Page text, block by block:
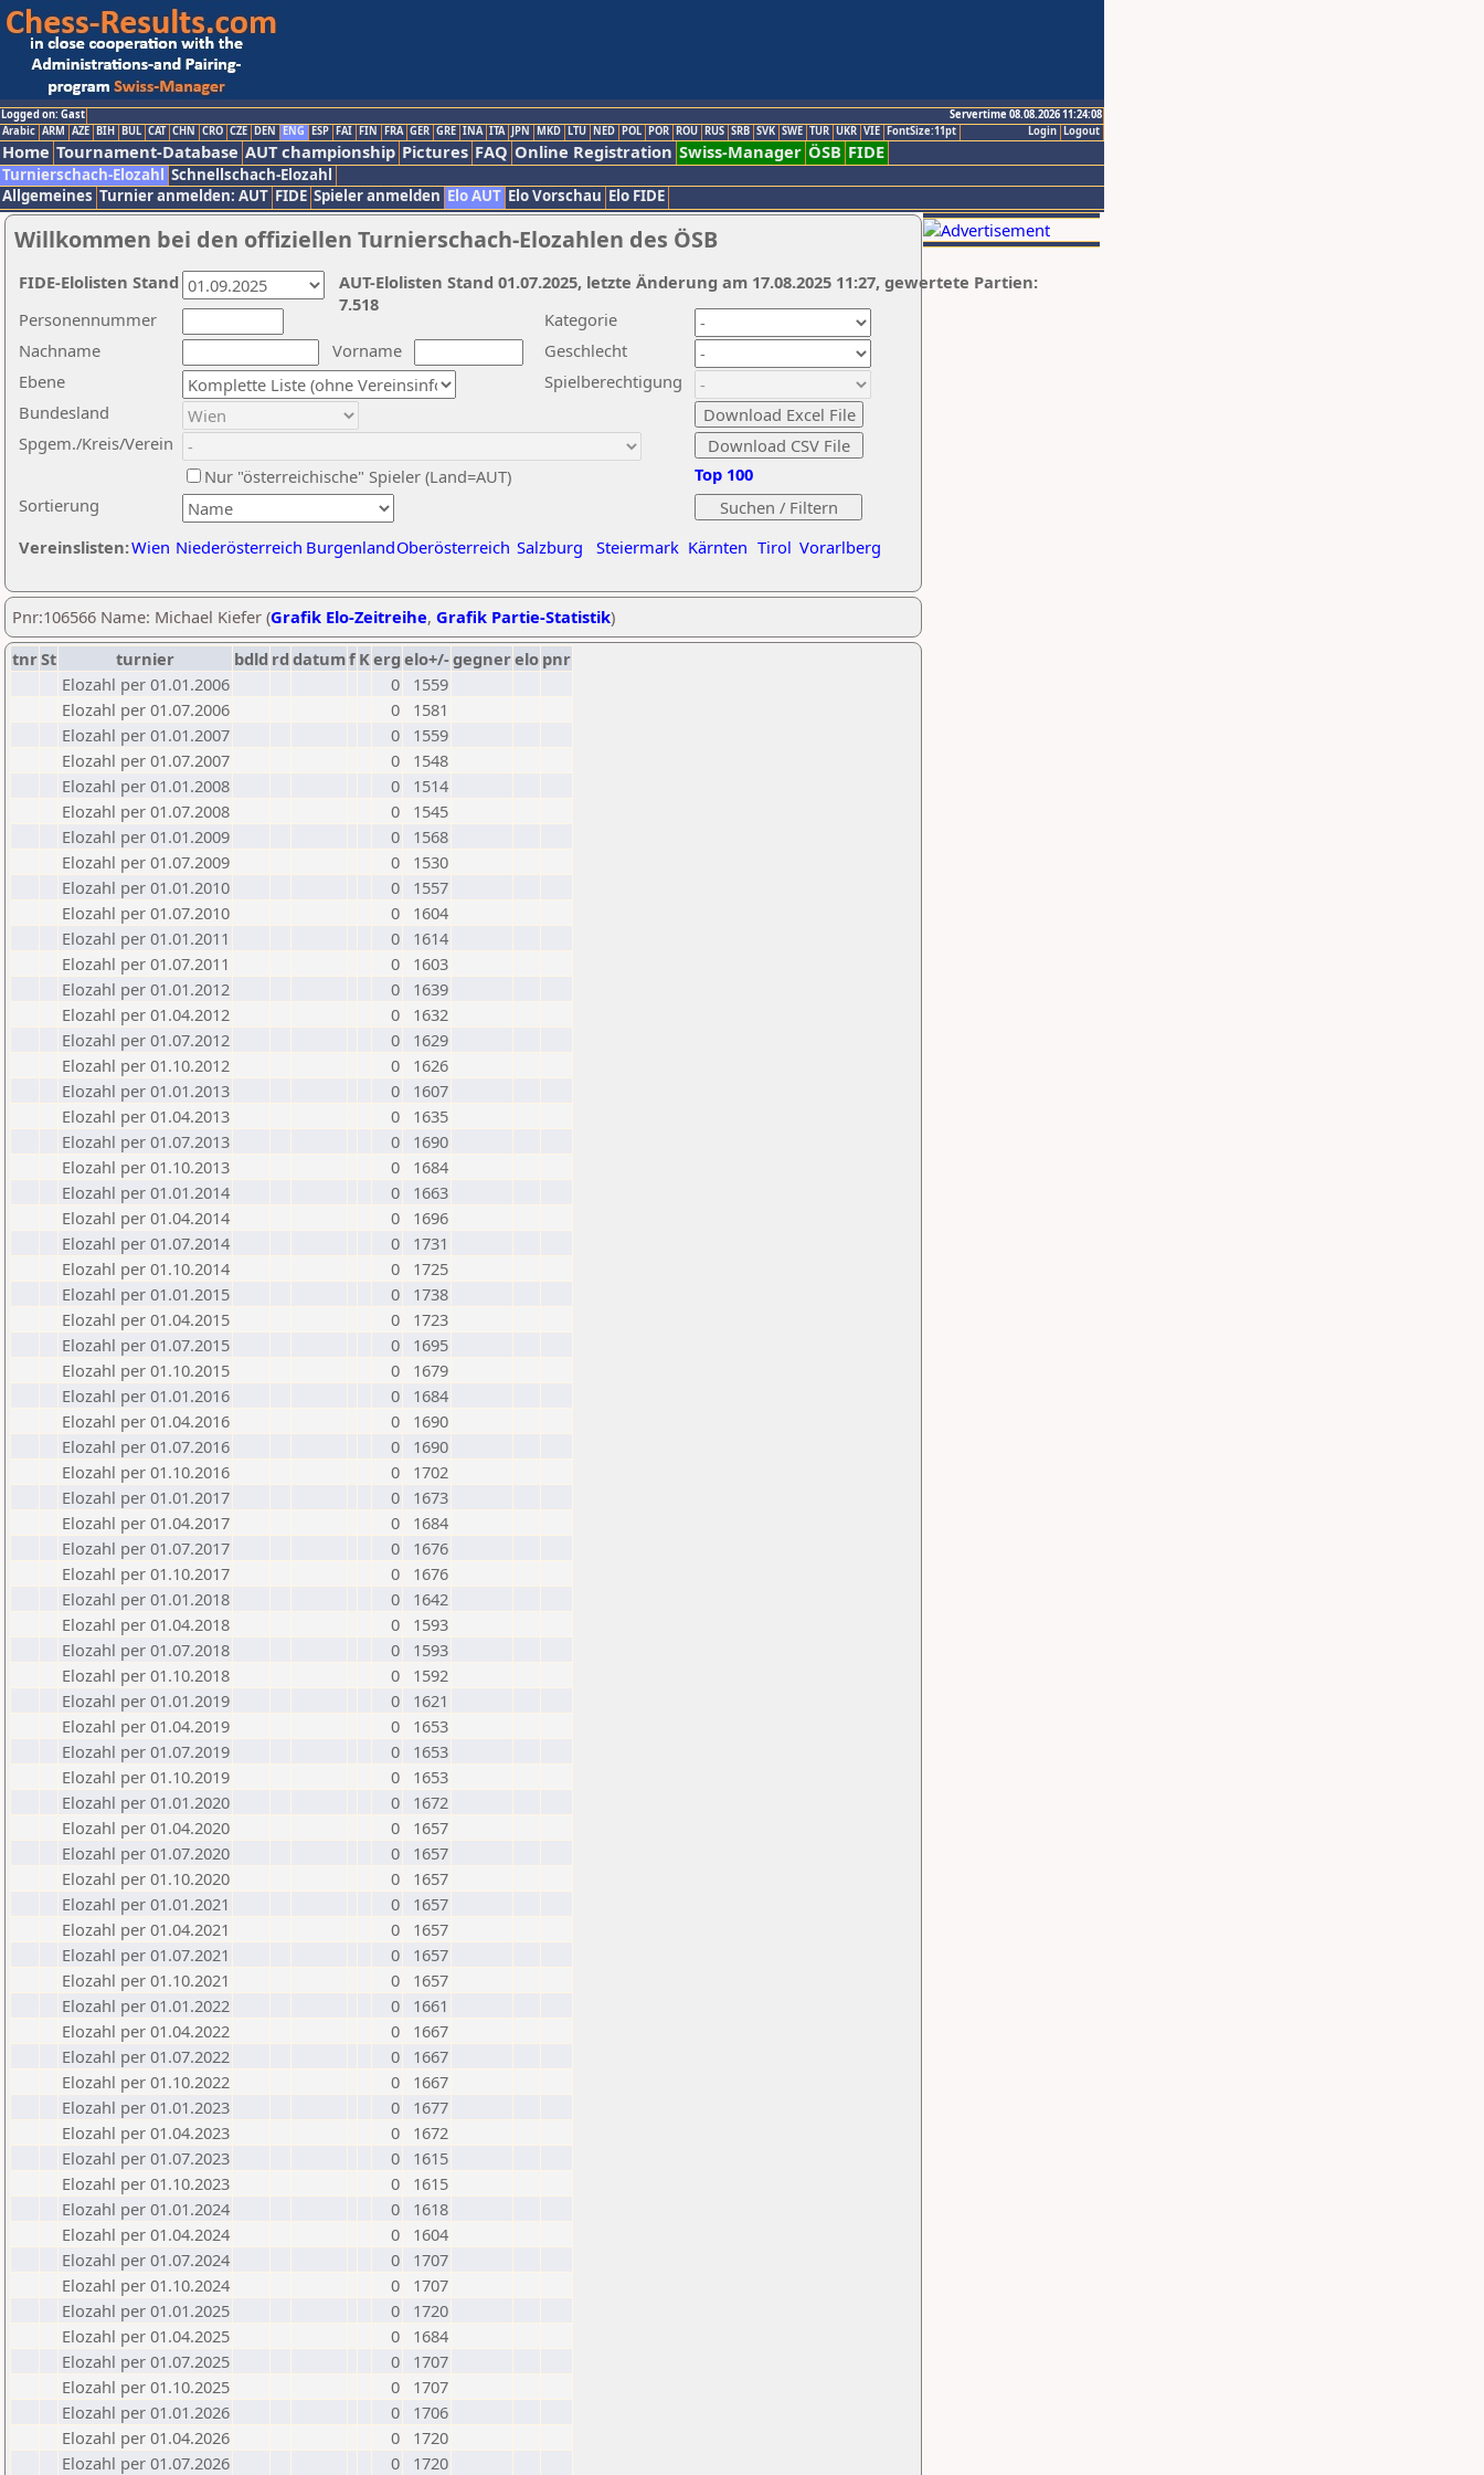
Logged on: Gast
Servertime 08.08.2026 11:24:08
Logout
Login
Arabic ARM AZE BIH BUL CAT CHN CRO CZE DEN ENG ESP FAI FIN FRA GER GRE INA ITA JPN MKD LTU NED POL POR ROU RUS SRB SVK SWE TUR UKR VIE FontSize:11pt
Home Tournament-Database AUT championship Pictures FAQ Online Registration Swiss-Manager ÖSB FIDE
Turnierschach-Elozahl Schnellschach-Elozahl
Allgemeines Turnier anmelden: AUT FIDE Spieler anmelden Elo AUT Elo Vorschau Elo FIDE
Willkommen bei den offiziellen Turnierschach-Elozahlen des ÖSB
Nachname
Vorname
Ebene
Kategorie
Sortierung
Personennummer
Bundesland
Spgem./Kreis/Verein
Geschlecht
Nur "österreichische" Spieler (Land=AUT)
Spielberechtigung
Vereinslisten:Wien Niederösterreich BurgenlandOberösterreich Salzburg Steiermark Kärnten Tirol Vorarlberg
Top 100
AUT-Elolisten Stand 01.07.2025, letzte Änderung am 17.08.2025 11:27, gewertete Partien:
7.518
FIDE-Elolisten Stand
Pnr:106566 Name: Michael Kiefer (Grafik Elo-Zeitreihe, Grafik Partie-Statistik)
tnrSt turnier bdld rd datumf Kerg elo+/-gegnerelo pnr
Elozahl per 01.01.2006
0
1559
Elozahl per 01.07.2006
0
1581
Elozahl per 01.01.2007
0
1559
Elozahl per 01.07.2007
0
1548
Elozahl per 01.01.2008
0
1514
Elozahl per 01.07.2008
0
1545
Elozahl per 01.01.2009
0
1568
Elozahl per 01.07.2009
0
1530
Elozahl per 01.01.2010
0
1557
Elozahl per 01.07.2010
0
1604
Elozahl per 01.01.2011
0
1614
Elozahl per 01.07.2011
0
1603
Elozahl per 01.01.2012
0
1639
Elozahl per 01.04.2012
0
1632
Elozahl per 01.07.2012
0
1629
Elozahl per 01.10.2012
0
1626
Elozahl per 01.01.2013
0
1607
Elozahl per 01.04.2013
0
1635
Elozahl per 01.07.2013
0
1690
Elozahl per 01.10.2013
0
1684
Elozahl per 01.01.2014
0
1663
Elozahl per 01.04.2014
0
1696
Elozahl per 01.07.2014
0
1731
Elozahl per 01.10.2014
0
1725
Elozahl per 01.01.2015
0
1738
Elozahl per 01.04.2015
0
1723
Elozahl per 01.07.2015
0
1695
Elozahl per 01.10.2015
0
1679
Elozahl per 01.01.2016
0
1684
Elozahl per 01.04.2016
0
1690
Elozahl per 01.07.2016
0
1690
Elozahl per 01.10.2016
0
1702
Elozahl per 01.01.2017
0
1673
Elozahl per 01.04.2017
0
1684
Elozahl per 01.07.2017
0
1676
Elozahl per 01.10.2017
0
1676
Elozahl per 01.01.2018
0
1642
Elozahl per 01.04.2018
0
1593
Elozahl per 01.07.2018
0
1593
Elozahl per 01.10.2018
0
1592
Elozahl per 01.01.2019
0
1621
Elozahl per 01.04.2019
0
1653
Elozahl per 01.07.2019
0
1653
Elozahl per 01.10.2019
0
1653
Elozahl per 01.01.2020
0
1672
Elozahl per 01.04.2020
0
1657
Elozahl per 01.07.2020
0
1657
Elozahl per 01.10.2020
0
1657
Elozahl per 01.01.2021
0
1657
Elozahl per 01.04.2021
0
1657
Elozahl per 01.07.2021
0
1657
Elozahl per 01.10.2021
0
1657
Elozahl per 01.01.2022
0
1661
Elozahl per 01.04.2022
0
1667
Elozahl per 01.07.2022
0
1667
Elozahl per 01.10.2022
0
1667
Elozahl per 01.01.2023
0
1677
Elozahl per 01.04.2023
0
1672
Elozahl per 01.07.2023
0
1615
Elozahl per 01.10.2023
0
1615
Elozahl per 01.01.2024
0
1618
Elozahl per 01.04.2024
0
1604
Elozahl per 01.07.2024
0
1707
Elozahl per 01.10.2024
0
1707
Elozahl per 01.01.2025
0
1720
Elozahl per 01.04.2025
0
1684
Elozahl per 01.07.2025
0
1707
Elozahl per 01.10.2025
0
1707
Elozahl per 01.01.2026
0
1706
Elozahl per 01.04.2026
0
1720
Elozahl per 01.07.2026
0 1720